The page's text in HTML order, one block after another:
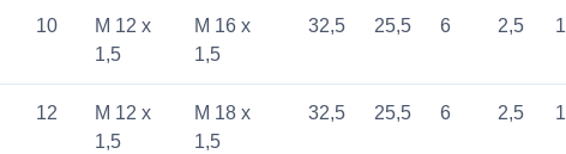
10
M 12 x
1,5
M 16 x
1,5
32,5 25,5 6 2,5
12
M 12 x
1,5
M 18 x
1,5
32,5 25,5 6 2,5